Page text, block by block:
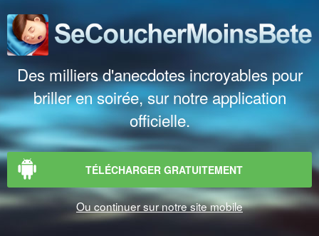
Des milliers d'anecdotes incroyables pour
briller en soirée, sur notre application
officielle.
TÉLÉCHARGER GRATUITEMENT
Ou continuer sur notre site mobile